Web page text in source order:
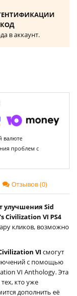
КОД
в аккаунт.
валюте
проблем с
Отзывов (0)
улучшения Sid
Civilization VI PS4
кликов, возможно
VIсмогут
с помощью
VI Anthology. Эта
кто уже
дополнить её